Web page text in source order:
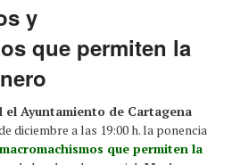
y
que permiten la
el Ayuntamiento de Cartagena
diciembre a las 19:00 h. la ponencia
que permiten la